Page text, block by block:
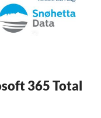
365 Total